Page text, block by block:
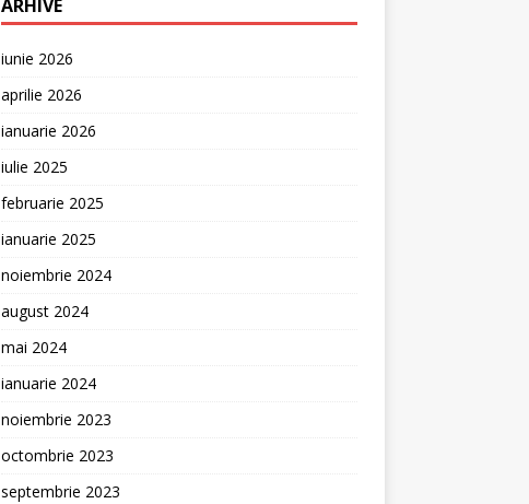
ARHIVE
iunie 2026
aprilie 2026
ianuarie 2026
iulie 2025
februarie 2025
ianuarie 2025
noiembrie 2024
august 2024
mai 2024
ianuarie 2024
noiembrie 2023
octombrie 2023
septembrie 2023